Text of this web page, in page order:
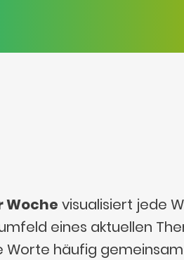
Woche visualisiert jede
eines aktuellen
Worte häufig